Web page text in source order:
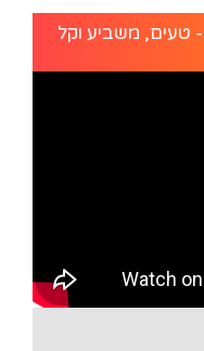
טעים, משביע וקל